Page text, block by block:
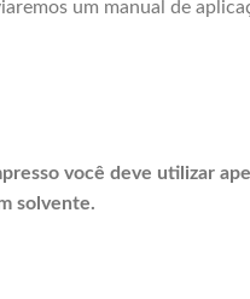
um manual de
você deve utilizar
solvente.